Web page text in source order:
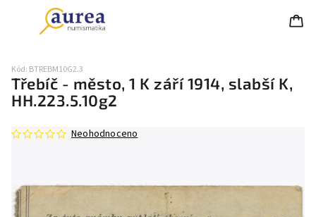
Třebíč - město, 1 K září 1914, slabší K,
HH.223.5.10g2
Kód: BTREBM10G2.3
Neohodnoceno